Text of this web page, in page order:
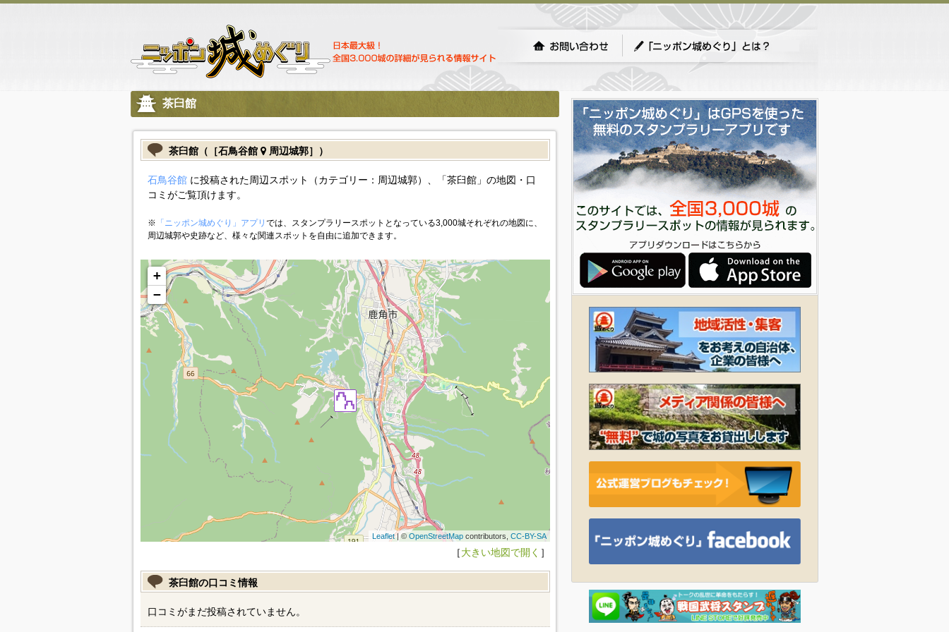
茶臼館
茶臼館（［石鳥谷館 周辺城郭］）
石鳥谷館に投稿された周辺スポット（カテゴリー：周辺城郭）、「茶臼館」の地図・口
コミがご覧頂けます。
※ 「ニッポン城めぐり」アプリ では、スタンプラリースポットとなっている3,000城それぞれの地図に、
周辺城郭や史跡など、様々な関連スポットを自由に追加できます。
+
−
Leaflet| © OpenStreetMapcontributors, CC-BY-SA
［大きい地図で開く ］
茶臼館の口コミ情報
口コミがまだ投稿されていません。